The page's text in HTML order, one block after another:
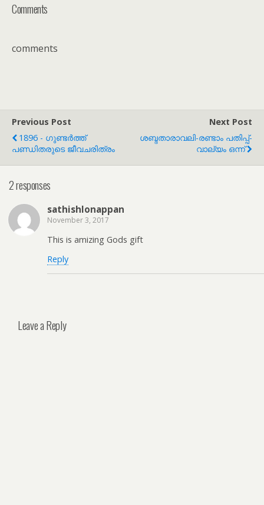
Comments
comments
Previous Post
1896 - ഗുണ്ടർത്ത്
പണ്ഡിതരുടെ ജീവചരിത്രം
Next Post
ശബ്ദതാരാവലി-രണ്ടാം പതിപ്പ്-
വാല്യം ഒന്ന്
2 responses
sathishlonappan
November 3, 2017
This is amizing Gods gift
Reply
Leave a Reply